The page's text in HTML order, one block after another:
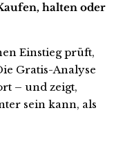
halten oder
Einstieg prüft,
Gratis-Analyse
– und zeigt,
sein kann, als